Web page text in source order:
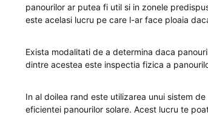
panourilor ar putea fi util si in zonele
este acelasi lucru pe care l-ar face ploaia
Exista modalitati de a determina daca
dintre acestea este inspectia fizica a
In al doilea rand este utilizarea unui sistem
eficientei panourilor solare. Acest lucru te